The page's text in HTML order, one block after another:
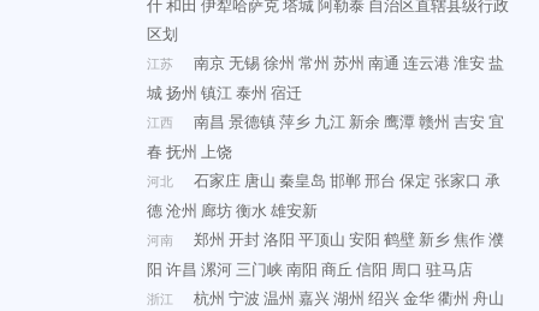
什和田 伊犁哈萨克塔城阿勒泰 自治区直辖县级行政
区划
江苏 南京无锡徐州 常州 苏州 南通 连云港淮安盐
城扬州 镇江泰州 宿迁
江西 南昌 景德镇萍乡 九江 新余鹰潭赣州 吉安宜
春 抚州 上饶
河北 石家庄 唐山 秦皇岛 邯郸邢台 保定 张家口 承
德沧州 廊坊衡水雄安新
河南 郑州 开封洛阳 平顶山 安阳 鹤壁 新乡焦作濮
阳 许昌 漯河三门峡南阳 商丘 信阳 周口 驻马店
浙江 杭州 宁波 温州 嘉兴湖州 绍兴金华衢州 舟山